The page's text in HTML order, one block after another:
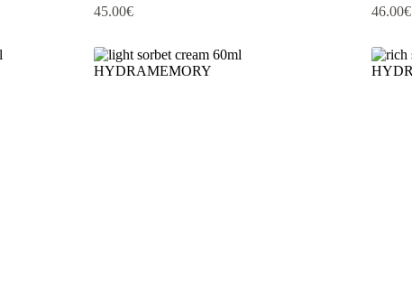
45.00€
46.00€